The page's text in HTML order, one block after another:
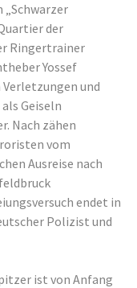
der
Ringertrainer
Yossef
und
Geiseln
Nach zähen
vom
Ausreise nach
endet in
Polizist und
ist von Anfang